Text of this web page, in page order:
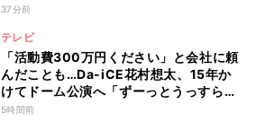
37分前
テレビ
「活動費300万円ください」と会社に頼
んだことも…Da-iCE花村想太、15年か
けてドーム公演へ「ずーっとうっすらや
けど右肩上がり続けられていた」
5時間前